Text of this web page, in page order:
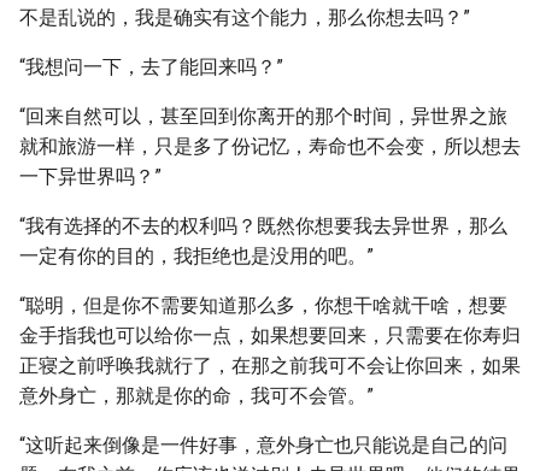
不是乱说的，我是确实有这个能力，那么你想去吗？”
“我想问一下，去了能回来吗？”
“回来自然可以，甚至回到你离开的那个时间，异世界之旅
就和旅游一样，只是多了份记忆，寿命也不会变，所以想去
一下异世界吗？”
“我有选择的不去的权利吗？既然你想要我去异世界，那么
一定有你的目的，我拒绝也是没用的吧。”
“聪明，但是你不需要知道那么多，你想干啥就干啥，想要
金手指我也可以给你一点，如果想要回来，只需要在你寿归
正寝之前呼唤我就行了，在那之前我可不会让你回来，如果
意外身亡，那就是你的命，我可不会管。”
“这听起来倒像是一件好事，意外身亡也只能说是自己的问